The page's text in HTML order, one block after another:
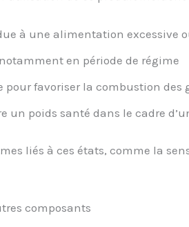
à une alimentation excessive
en période de régime
favoriser la combustion des
un poids santé dans le cadre
liés à ces états, comme la
composants